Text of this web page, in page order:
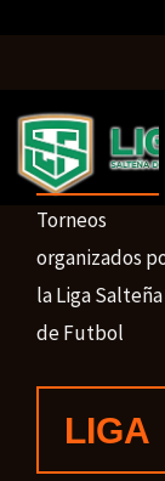
Torneos
organizados
la Liga Salteña
de Futbol
LIGA